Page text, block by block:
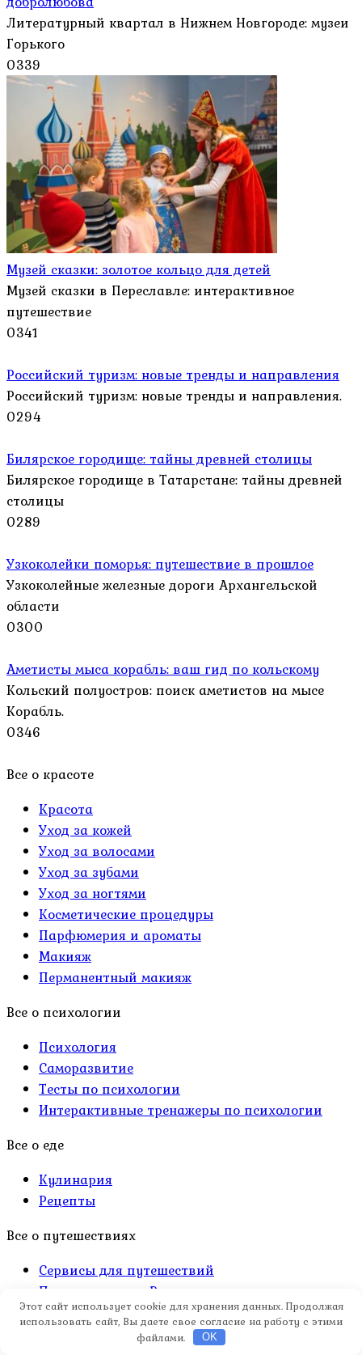
Литературный квартал в Нижнем Новгороде: музеи
Горького
0339
Музей сказки: золотое кольцо для детей
Музей сказки в Переславле: интерактивное
путешествие
0341
Российский туризм: новые тренды и направления
Российский туризм: новые тренды и направления.
0294
Билярское городище: тайны древней столицы
Билярское городище в Татарстане: тайны древней
столицы
0289
Узкоколейки поморья: путешествие в прошлое
Узкоколейные железные дороги Архангельской
области
0300
Аметисты мыса корабль: ваш гид по кольскому
Кольский полуостров: поиск аметистов на мысе
Корабль.
0346
Все о красоте
Красота
Уход за кожей
Уход за волосами
Уход за зубами
Уход за ногтями
Косметические процедуры
Парфюмерия и ароматы
Макияж
Перманентный макияж
Все о психологии
Психология
Саморазвитие
Тесты по психологии
Интерактивные тренажеры по психологии
Все о еде
Кулинария
Рецепты
Все о путешествиях
Сервисы для путешествий
Путешествия по России
Путешествия на Мальдивы
Путешествия Турция
Этот сайт использует cookie для хранения данных. Продолжая
использовать сайт, Вы даете свое согласие на работу с этими
файлами.
OK